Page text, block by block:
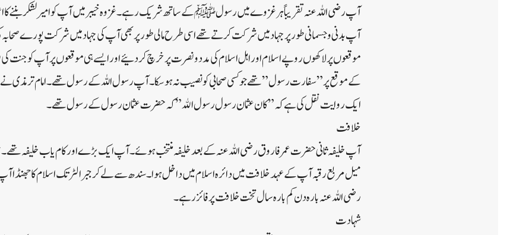
آپ رضی اللہ عنہ تقریباً ہر غزوے میں رسول ﷺ کے ساتھ شریک رہے ۔ غزوہ خیبر میں آپ کو امیر لشکر بننے
آپ بدنی و جسمانی طور پر جہاد میں شرکت کرتے تھے اسی طرح مالی طور پر بھی آپ کی جہاد میں شرکت پورے صحابہ
موقعوں پر لاکھوں روپے اسلام اور اہل اسلام کی مدد و نصرت پر خرچ کر دئیے اور ایسے ہی موقعوں پر آپ کو جنت
کے موقع پر” سفارت رسول ” تھے جو کسی صحابی کو نصیب نہ ہو سکا۔ آپ رسول اللہ کے رسول تھے ۔ امام ترمذی
ایک روایت نقل کی ہے کہ ” کان عثمان رسول رسول الله” کہ حضرت عثمان رسول کے رسول تھے۔
خلافت
آپ خلیفہ ثانی حضرت عمر فاروق رضی اللہ عنہ کے بعد خلیفہ منتخب ہوئے ۔ آپ ایک بڑے اور کام یاب خلیفہ
میل مربع رقبہ آپ کے عہد خلافت میں دائرہ اسلام میں داخل ہوا۔ سندھ سے لے کر جبرالٹر تک اسلام کا جھنڈا
رضی اللہ عنہ بارہ دن کم بارہ سال تخت خلافت پر فائز رہے ۔
شہادت